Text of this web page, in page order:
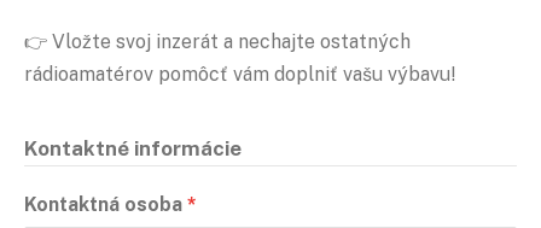
👉 Vložte svoj inzerát a nechajte ostatných
rádioamatérov pomôcť vám doplniť vašu výbavu!
Kontaktné informácie
Kontaktná osoba *